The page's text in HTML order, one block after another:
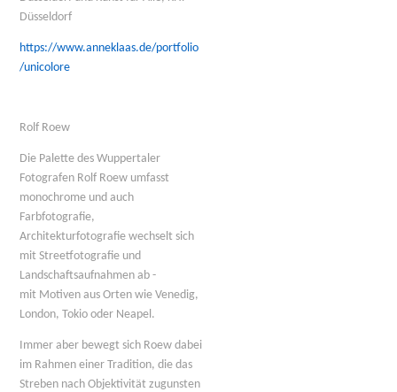
Düsseldorf
https://www.anneklaas.de/portfolio
/unicolore
Rolf Roew
Die Palette des Wuppertaler
Fotografen Rolf Roew umfasst
monochrome und auch
Farbfotografie,
Architekturfotografie wechselt sich
mit Streetfotografie und
Landschaftsaufnahmen ab -
mit Motiven aus Orten wie Venedig,
London, Tokio oder Neapel.
Immer aber bewegt sich Roew dabei
im Rahmen einer Tradition, die das
Streben nach Objektivität zugunsten